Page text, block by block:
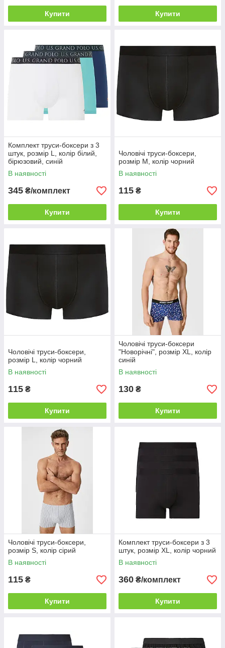
Купити Купити
Комплект труси-боксери з 3
штук, розмір L, колір білий,
бірюзовий, синій
В наявності
345 ₴/комплект
Купити
Чоловічі труси-боксери,
розмір M, колір чорний
В наявності
115 ₴
Купити
Чоловічі труси-боксери,
розмір L, колір чорний
В наявності
115 ₴
Купити
Чоловічі труси-боксери
"Новорічні", розмір XL, колір
синій
В наявності
130 ₴
Купити
Чоловічі труси-боксери,
розмір S, колір сірий
В наявності
115 ₴
Купити
Комплект труси-боксери з 3
штук, розмір XL, колір чорний
В наявності
360 ₴/комплект
Купити